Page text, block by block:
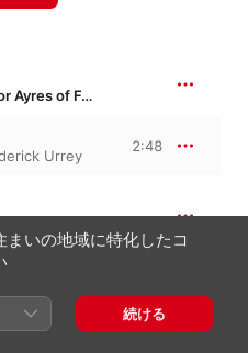
The Firste Booke of Songes or Ayres of Fowre Partes
Urrey
2:48
いの地域に特化したコ
続ける